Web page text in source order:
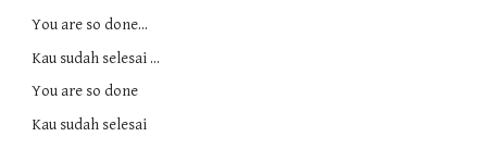
You are so done...
Kau sudah selesai ...
You are so done
Kau sudah selesai